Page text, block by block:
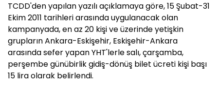
TCDD'den yapılan yazılı açıklamaya göre, 15 Şubat-31
Ekim 2011 tarihleri arasında uygulanacak olan
kampanyada, en az 20 kişi ve üzerinde yetişkin
grupların Ankara-Eskişehir, Eskişehir-Ankara
arasında sefer yapan YHT'lerle salı, çarşamba,
perşembe günübirlik gidiş-dönüş bilet ücreti kişi başı
15 lira olarak belirlendi.